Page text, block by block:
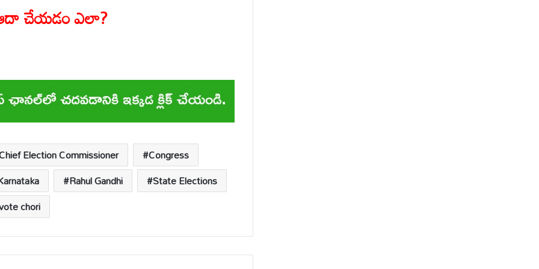
ఆదా చేయడం ఎలా?
Election Commissioner
Congress
Rahul Gandhi
State Elections
chori